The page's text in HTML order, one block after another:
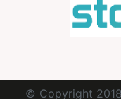
© Copyright